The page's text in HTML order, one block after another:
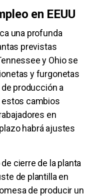
en EEUU
una profunda
previstas
y Ohio se
y furgonetas
producción a
estos cambios
en
habrá ajustes
cierre de la planta
de plantilla en
de producir un